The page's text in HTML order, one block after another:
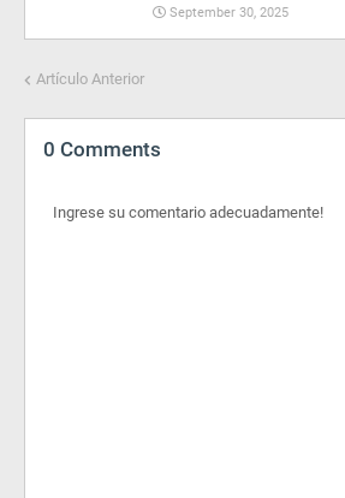
September 30, 2025
Artículo Anterior
0 Comments
Ingrese su comentario adecuadamente!